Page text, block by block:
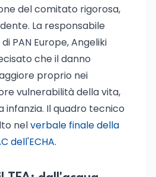
del comitato rigorosa,
La responsabile
PAN Europe, Angeliki
che il danno
proprio nei
vulnerabilità della vita,
infanzia. Il quadro tecnico
nelverbale finale della
dell'ECHA.